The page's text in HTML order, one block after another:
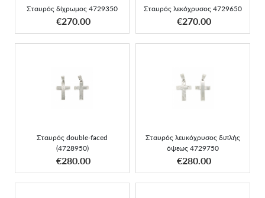
Σταυρός δίχρωμος 4729350
€270.00
ΑΠΟΚΤΗΣΕ ΤΟ
Σταυρός λεκόχρυσος 4729650
€270.00
ΑΠΟΚΤΗΣΕ ΤΟ
Σταυρός double-faced
(4728950)
€280.00
Σταυρός double-faced
(4728950)
ΑΠΟΚΤΗΣΕ ΤΟ
Σταυρός λευκόχρυσος διπλής
όψεως 4729750
€280.00
Σταυρός λευκόχρυσος
διπλής όψεως 4729750
ΑΠΟΚΤΗΣΕ ΤΟ